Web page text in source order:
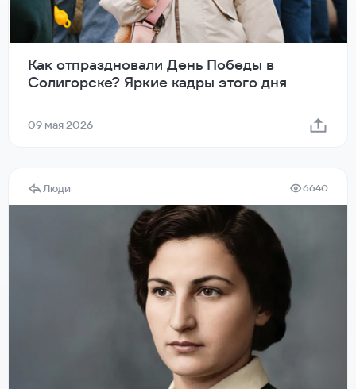
Как отпраздновали День Победы в
Солигорске? Яркие кадры этого дня
09 мая 2026
Люди 6640